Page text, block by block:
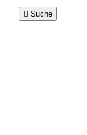
 Suche